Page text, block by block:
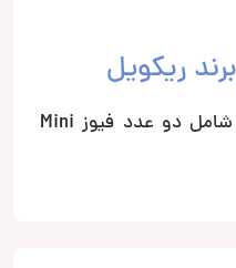
این محصول از برند ریکویل شامل دو عدد فیوز Mini